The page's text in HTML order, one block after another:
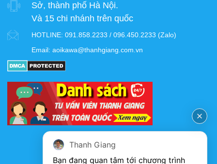
Sở, thành phố Hà Nội.
Và 15 chi nhánh trên quốc
HOTLINE: 091.858.2233 / 096.450.2233 (Zalo)
Email: aoikawa@thanhgiang.com.vn
Thanh Giang
Bạn đang quan tâm tới chương trình